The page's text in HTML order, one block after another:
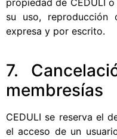
su uso, reproducción
expresa y por escrito.
7.
membresías
CEDULI se reserva el
el acceso de un